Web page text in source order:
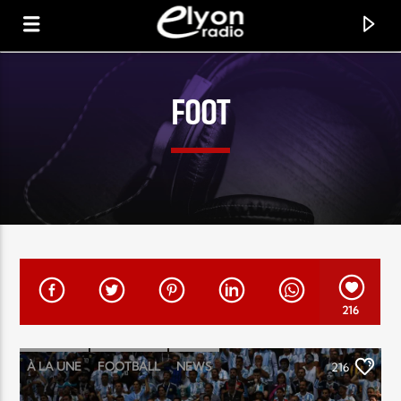
RADIO ELYON
POSITIVE ET ENCOURAGEANTE !
FOOT
216
À LA UNE FOOTBALL NEWS 216